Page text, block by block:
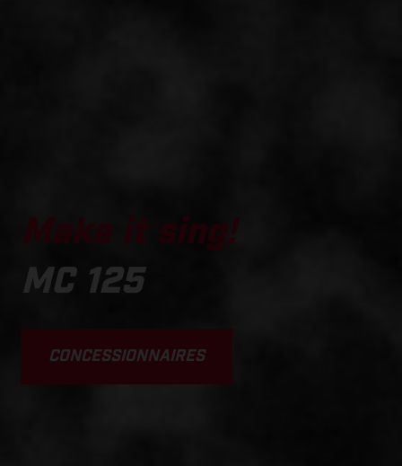
Make it sing!
MC 125
CONCESSIONNAIRES